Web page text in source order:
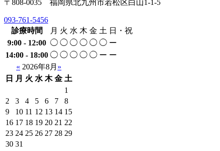
〒808-0035 福岡県北九州市若松区白山1-1-5
093-761-5456
診療時間
月 火 水 木 金 土 日・祝
9:00 - 12:00 ◯ ◯ ◯ ◯ ◯ ◯ ー
14:00 - 18:00 ◯ ◯ ◯ ◯ ◯ ー ー
« 2026年8月 »
日
月 火 水 木 金 土
1
2
3 4 5 6 7
8
9
10 11 12 13 14 15
16 17 18 19 20 21 22
23 24 25 26 27 28 29
30 31